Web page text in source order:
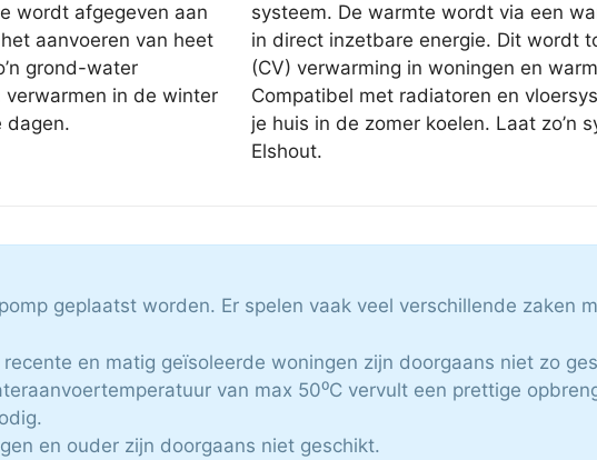
wordt afgegeven aan
aanvoeren van heet
grond-water
in de winter
dagen.
systeem. De warmte wordt via een
in direct inzetbare energie. Dit wordt
(CV) verwarming in woningen en
Compatibel met radiatoren en
je huis in de zomer koelen. Laat zo’n
Elshout.
geplaatst worden. Er spelen vaak veel verschillende zaken
en matig geïsoleerde woningen zijn doorgaans niet zo
van max 50⁰C vervult een prettige
en ouder zijn doorgaans niet geschikt.